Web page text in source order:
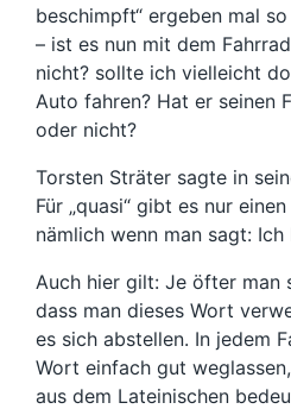
beschimpft“ ergeben mal
– ist es nun mit dem
nicht? sollte ich vielleicht
Auto fahren? Hat er seinen
oder nicht?
Torsten Sträter sagte in
Für „quasi“ gibt es nur
nämlich wenn man sagt:
Auch hier gilt: Je öfter man
dass man dieses Wort
es sich abstellen. In jedem
Wort einfach gut
aus dem Lateinischen